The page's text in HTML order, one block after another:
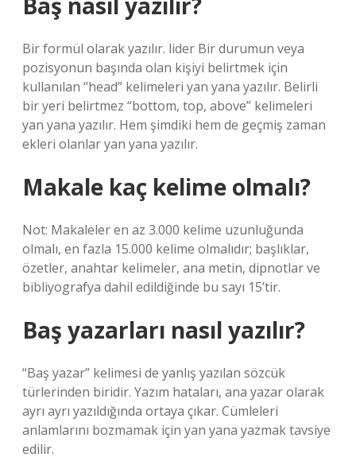
Bir formül olarak yazılır. lider Bir durumun veya
pozisyonun başında olan kişiyi belirtmek için
kullanılan “head” kelimeleri yan yana yazılır. Belirli
bir yeri belirtmez “bottom, top, above” kelimeleri
yan yana yazılır. Hem şimdiki hem de geçmiş zaman
ekleri olanlar yan yana yazılır.
Makale kaç kelime olmalı?
Not: Makaleler en az 3.000 kelime uzunluğunda
olmalı, en fazla 15.000 kelime olmalıdır; başlıklar,
özetler, anahtar kelimeler, ana metin, dipnotlar ve
bibliyografya dahil edildiğinde bu sayı 15’tir.
Baş yazarları nasıl yazılır?
“Baş yazar” kelimesi de yanlış yazılan sözcük
türlerinden biridir. Yazım hataları, ana yazar olarak
ayrı ayrı yazıldığında ortaya çıkar. Cümleleri
anlamlarını bozmamak için yan yana yazmak tavsiye
edilir.